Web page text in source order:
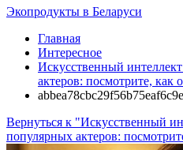
Экопродукты в Беларуси
Главная
Интересное
Искусственный
актеров: посмотрите, как
Вернуться к "Искусственный
популярных актеров: